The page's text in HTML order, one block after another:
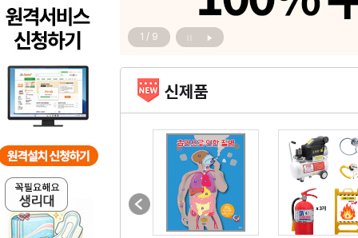
2 /9
신제품